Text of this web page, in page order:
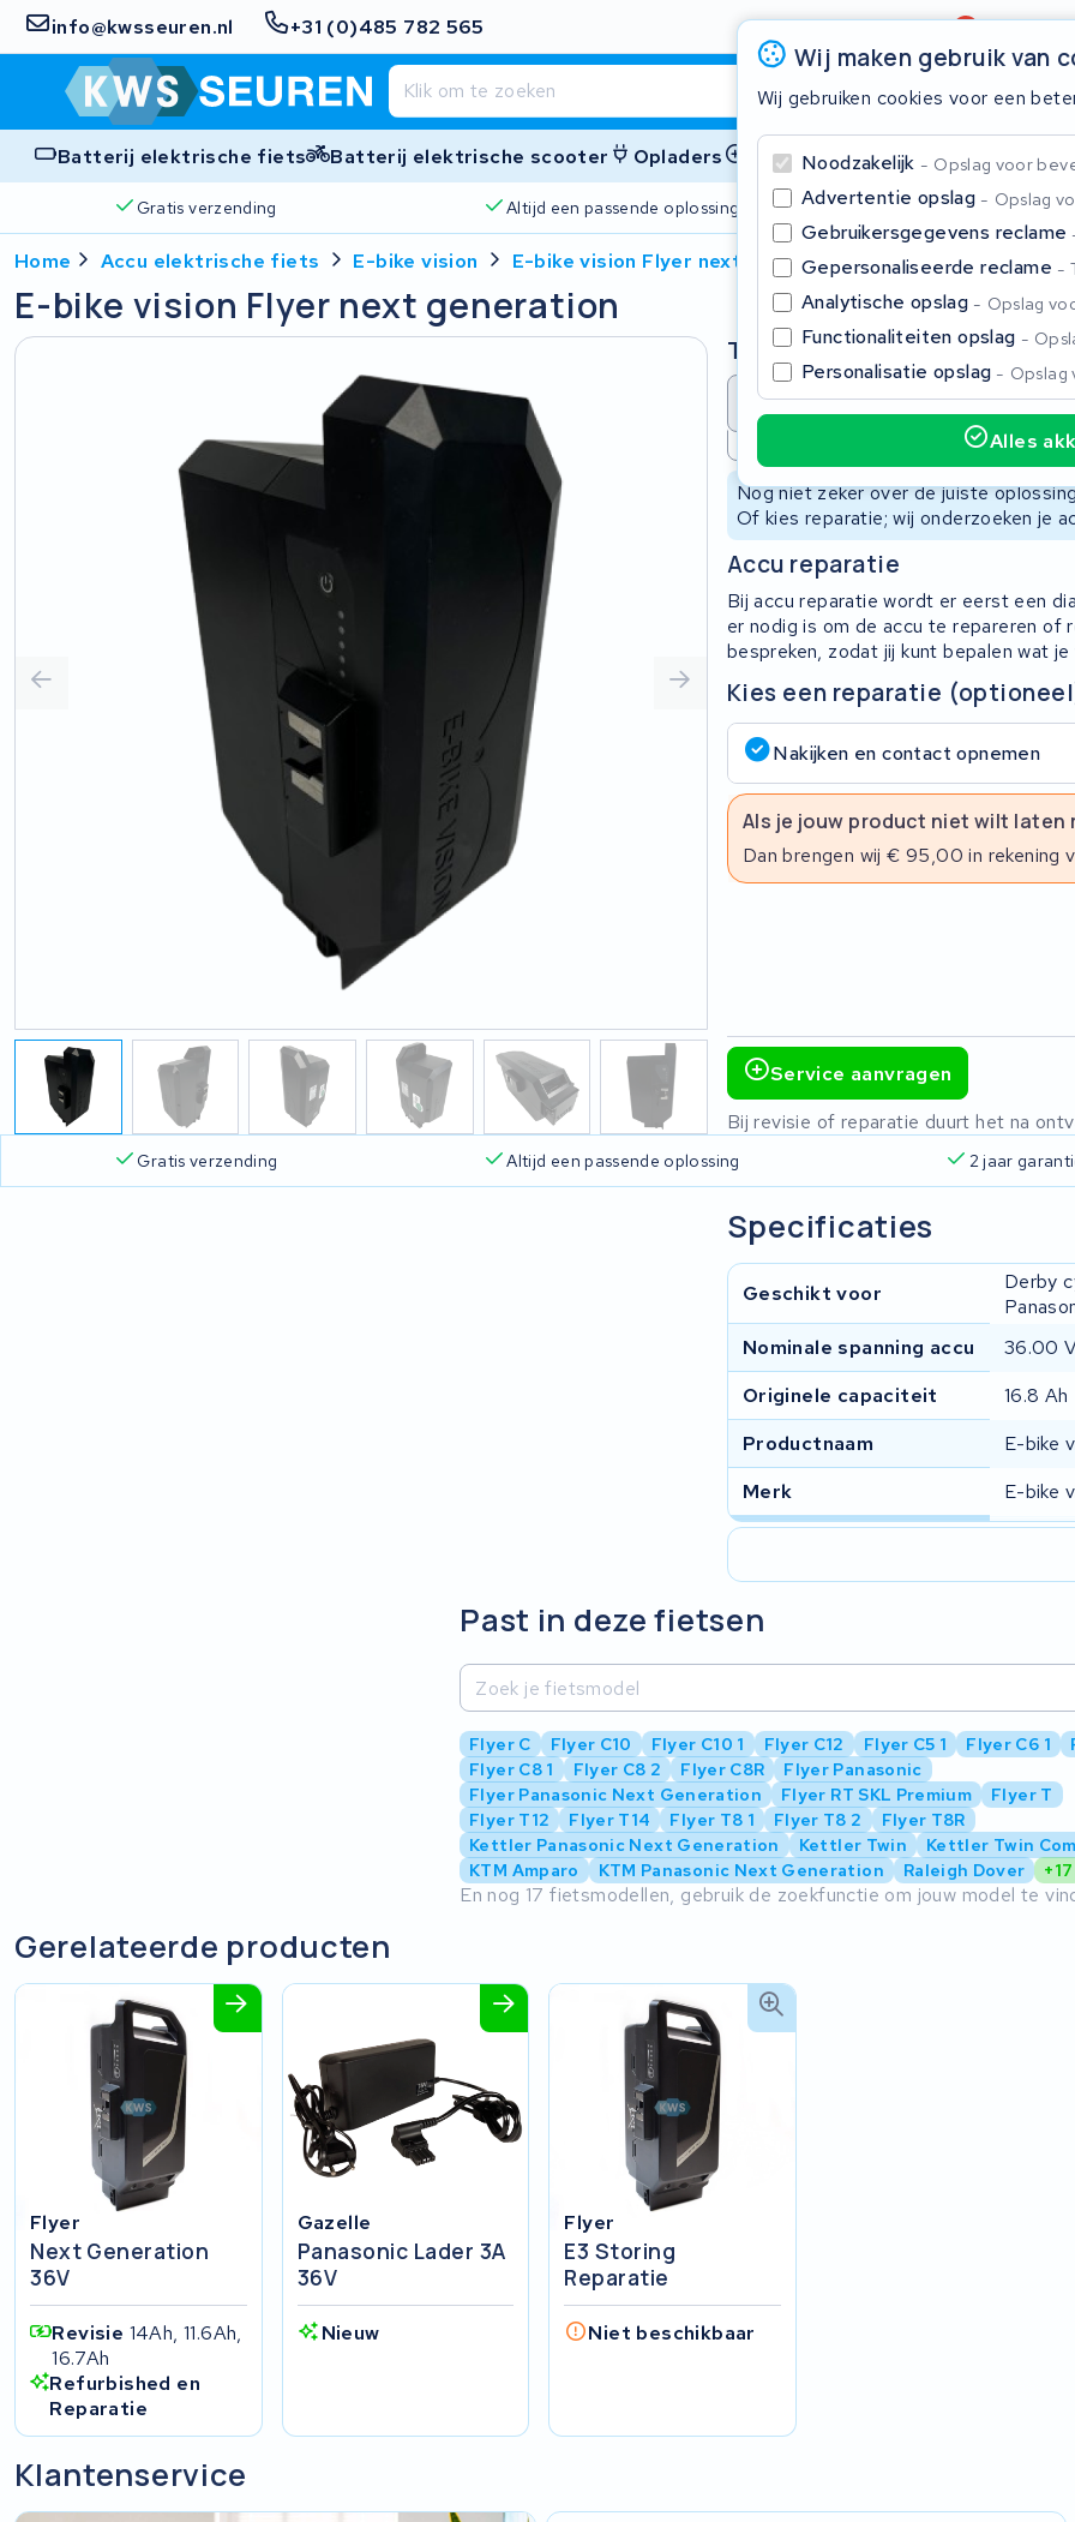
info@kwsseuren.nl +31 (0)485 782 565 Beoordeling4,6/5
Batterij elektrische fiets Batterij elektrische scooter Opladers Accessoires
Gratis verzending Altijd een passende oplossing 2 jaar
Wij maken gebruik van
Wij gebruiken cookies voor een
Noodzakelijk Opslag voor
Advertentie opslag Opslag
Gebruikersgegevens reclame
Gepersonaliseerde reclame
Analytische opslag Opslag
Functionaliteiten opslag
Personalisatie opslag Opslag
Alles
Home Accu elektrische fiets E-bike vision E-bike vision Flyer next generation
E-bike vision Flyer next generation
Type
Accu revisie Accu
Nog niet zeker over de juiste
Of kies reparatie; wij onderzoeken je
Accu reparatie
Bij accu reparatie wordt er eerst een
er nodig is om de accu te repareren of
bespreken, zodat jij kunt bepalen wat
Kies een reparatie
Nakijken en contact opnemen
Als je jouw product niet wilt laten
Dan brengen wij € 95,00 in rekening
Service aanvragen
Bij revisie of reparatie duurt het na
Gratis verzending Altijd een passende oplossing 2 jaar
Specificaties
Geschikt voor
Derby
Nominale spanning accu
36.00
Originele capaciteit
16.8 Ah
Productnaam
E-bike
Merk
E-bike
Past in deze fietsen
Flyer C Flyer C10 Flyer C10 1 Flyer C12 Flyer C5 1 Flyer C6 1
Flyer C8 1
Flyer C8 2 Flyer C8R
Flyer Panasonic
Flyer Panasonic Next Generation
Flyer RT SKL Premium
Flyer T
Flyer T12
Flyer T14 Flyer T8 1 Flyer T8 2
Flyer T8R
Kettler Panasonic Next Generation
Kettler Twin
Kettler Twin
KTM Amparo
KTM Panasonic Next Generation Raleigh Dover +17
En nog 17 fietsmodellen, gebruik de zoekfunctie om jouw model te
Gerelateerde producten
Flyer
Next Generation
36V
Revisie 14Ah, 11.6Ah,
16.7Ah
Refurbished en
Reparatie
Gazelle
Panasonic Lader 3A
36V
Nieuw
Flyer
E3 Storing
Reparatie
Niet beschikbaar
Klantenservice
Begin te typen in de zoekbalk om te zoeken